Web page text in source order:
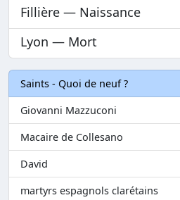
Fillière — Naissance
Lyon — Mort
Saints - Quoi de neuf ?
Giovanni Mazzuconi
Macaire de Collesano
David
martyrs espagnols clarétains